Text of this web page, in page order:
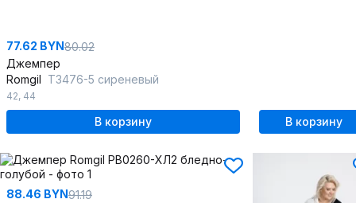
77.62 BYN80.02
Джемпер
Romgil ТЗ476-5 сиреневый
42, 44
В корзину В корзину
88.46 BYN91.19